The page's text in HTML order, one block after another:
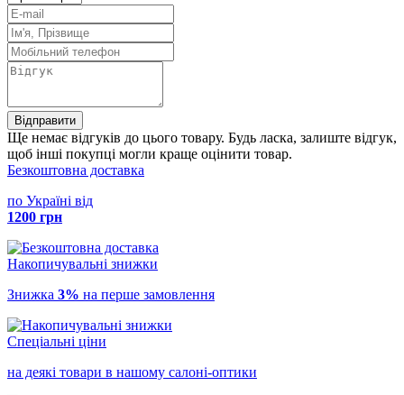
Відправити
Ще немає відгуків до цього товару. Будь ласка, залиште відгук,
щоб інші покупці могли краще оцінити товар.
Безкоштовна доставка
по Україні від
1200 грн
Накопичувальні знижки
Знижка 3% на перше замовлення
Спеціальні ціни
на деякі товари в нашому салоні-оптики